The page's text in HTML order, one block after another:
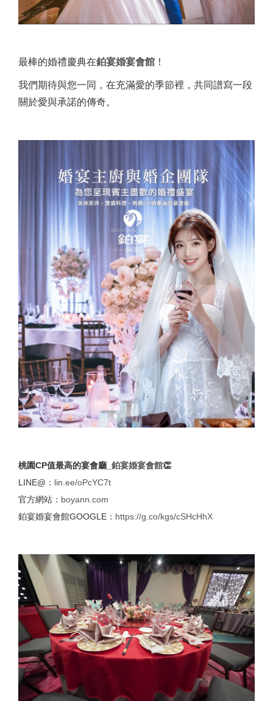
最棒的婚禮慶典在鉑宴婚宴會館 ！
我們期待與您一同，在充滿愛的季節裡，共同譜寫一段
關於愛與承諾的傳奇。
桃園CP值最高的宴會廳_ 鉑宴婚宴會館👏
LINE@： lin.ee/oPcYC7t
官方網站： boyann.com
鉑宴婚宴會館GOOGLE： https://g.co/kgs/cSHcHhX